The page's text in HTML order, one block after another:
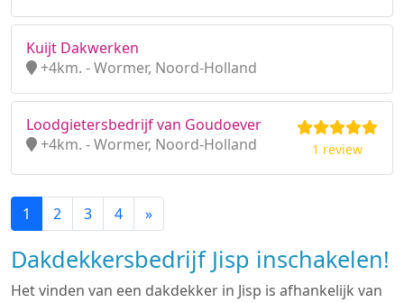
Kuijt Dakwerken
+4km. - Wormer, Noord-Holland
Loodgietersbedrijf van Goudoever
+4km. - Wormer, Noord-Holland
1 review
1 2 3 4 »
Dakdekkersbedrijf Jisp inschakelen!
Het vinden van een dakdekker in Jisp is afhankelijk van